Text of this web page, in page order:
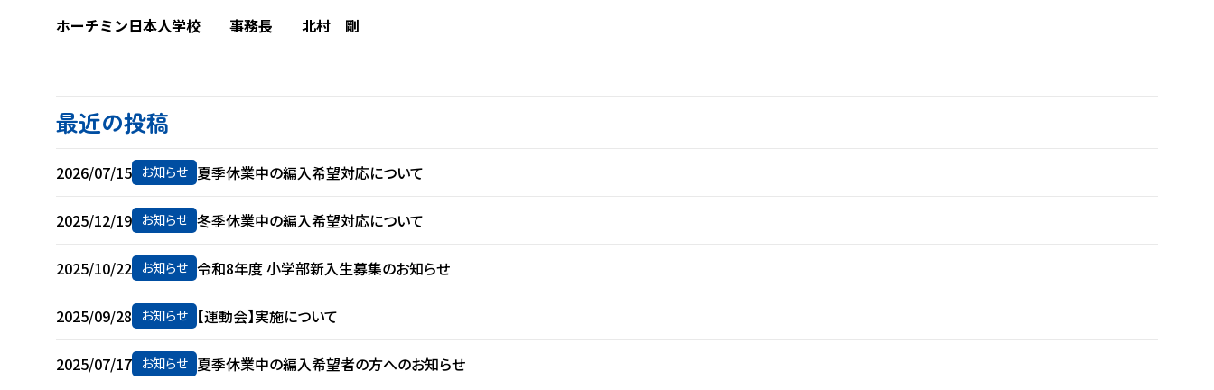
ホーチミン日本人学校 事務長 北村 剛
最近の投稿
2026/07/15 お知らせ 夏季休業中の編入希望対応について
2025/12/19 お知らせ 冬季休業中の編入希望対応について
2025/10/22 お知らせ 令和8年度 小学部新入生募集のお知らせ
2025/09/28 お知らせ 【運動会】実施について
2025/07/17 お知らせ 夏季休業中の編入希望者の方へのお知らせ